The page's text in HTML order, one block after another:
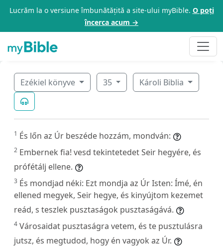
Lucrăm la o versiune îmbunătățită a site-ului myBible. O poți
încerca acum →
Ezékiel könyve 35 Károli Biblia
1 És lőn az Úr beszéde hozzám, mondván:
2 Embernek fia! vesd tekintetedet Seir hegyére, és
prófétálj ellene.
3 És mondjad néki: Ezt mondja az Úr Isten: Ímé, én
ellened megyek, Seir hegye, és kinyújtom kezemet
reád, s teszlek pusztaságok pusztaságává.
4 Városaidat pusztaságra vetem, és te pusztulásra
jutsz, és megtudod, hogy én vagyok az Úr.